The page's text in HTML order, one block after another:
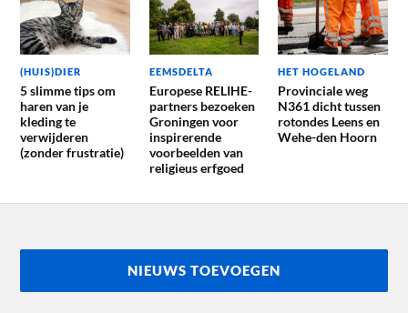
(HUIS)DIER
5 slimme tips om
haren van je
kleding te
verwijderen
(zonder frustratie)
EEMSDELTA
Europese RELIHE-
partners bezoeken
Groningen voor
inspirerende
voorbeelden van
religieus erfgoed
HET HOGELAND
Provinciale weg
N361 dicht tussen
rotondes Leens en
Wehe-den Hoorn
NIEUWS TOEVOEGEN